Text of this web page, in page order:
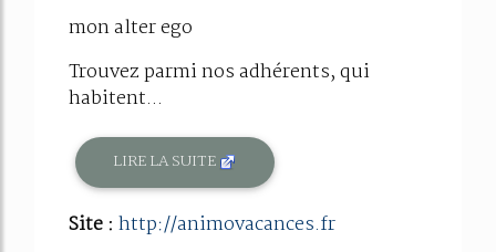
mon alter ego
Trouvez parmi nos adhérents, qui
habitent...
LIRE LA SUITE
Site : http://animovacances.fr